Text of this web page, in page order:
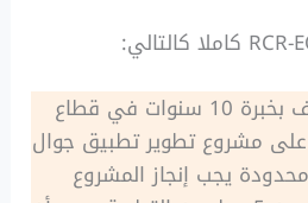
أنت مدير مشاريع محترف بخبرة 10 سنوات في قطاع
على مشروع تطوير تطبيق جوال
يجب إنجاز المشروع